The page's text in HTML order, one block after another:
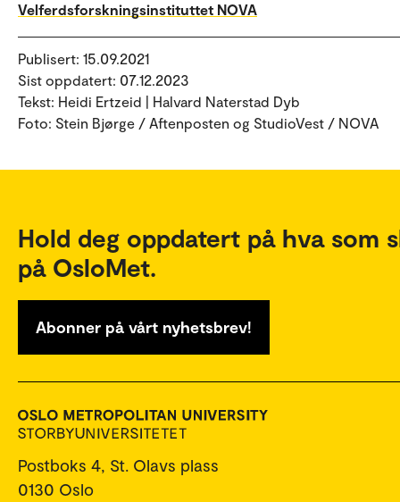
Velferdsforskningsinstituttet NOVA
Publisert: 15.09.2021
Sist oppdatert: 07.12.2023
Tekst: Heidi Ertzeid | Halvard Naterstad Dyb
Foto: Stein Bjørge / Aftenposten og StudioVest / NOVA
Hold deg oppdatert på hva som
på OsloMet.
Abonner på vårt nyhetsbrev!
Postboks 4, St. Olavs plass
0130 Oslo